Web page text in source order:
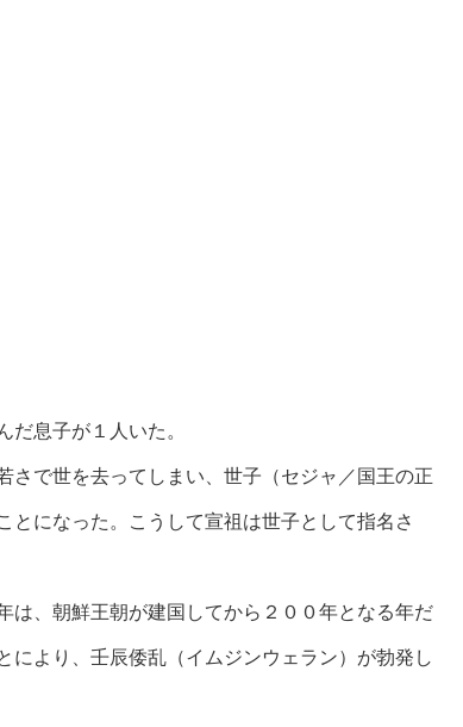
だ息子が１人いた。
さで世を去ってしまい、世子（セジャ／国王の正
になった。こうして宣祖は世子として指名さ
は、朝鮮王朝が建国してから２００年となる年だ
により、壬辰倭乱（イムジンウェラン）が勃発し